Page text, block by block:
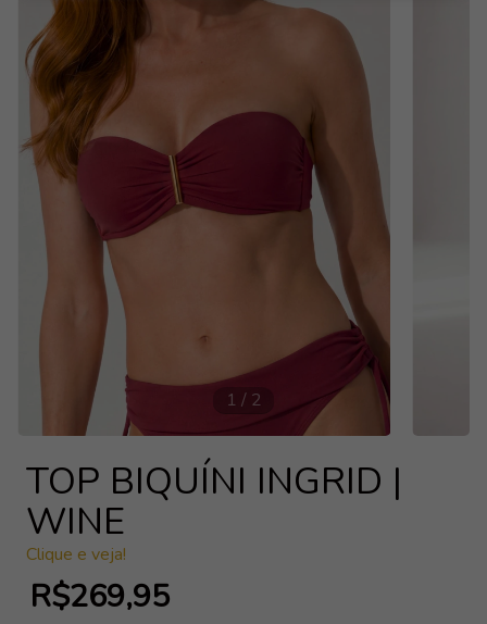
1 / 2
TOP BIQUÍNI INGRID |
WINE
Clique e veja!
R$269,95